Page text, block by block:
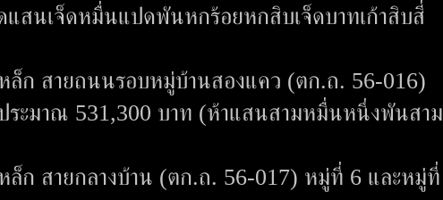
สนเจ็ดหมื่นแปดพันหกร้อยหกสิบเจ็ดบาทเก้าสิบสี่
ก สายถนนรอบหมู่บ้านสองแคว (ตก.ถ. 56-016)
ระมาณ 531,300 บาท (ห้าแสนสามหมื่นหนึ่งพันสาม
ก สายกลางบ้าน (ตก.ถ. 56-017) หมู่ที่ 6 และหมู่ที่